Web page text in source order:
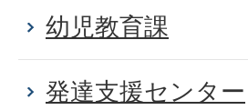
幼児教育課
発達支援センター